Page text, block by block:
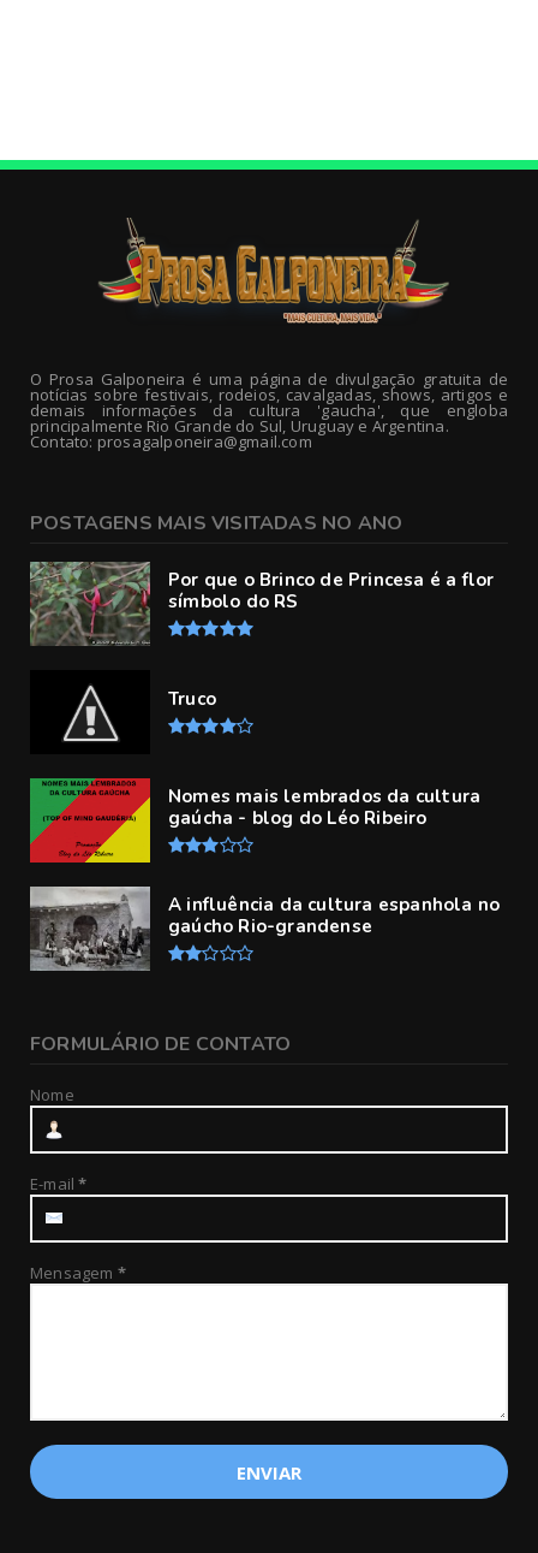
O Prosa Galponeira é uma página de divulgação gratuita de
notícias sobre festivais, rodeios, cavalgadas, shows, artigos e
demais informações da cultura 'gaucha', que engloba
principalmente Rio Grande do Sul, Uruguay e Argentina.
Contato: prosagalponeira@gmail.com
POSTAGENS MAIS VISITADAS NO ANO
Por que o Brinco de Princesa é a flor
símbolo do RS
Truco
Nomes mais lembrados da cultura
gaúcha - blog do Léo Ribeiro
A influência da cultura espanhola no
gaúcho Rio-grandense
FORMULÁRIO DE CONTATO
Nome
E-mail*
Mensagem *